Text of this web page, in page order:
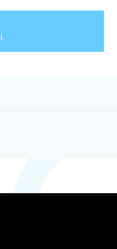
.